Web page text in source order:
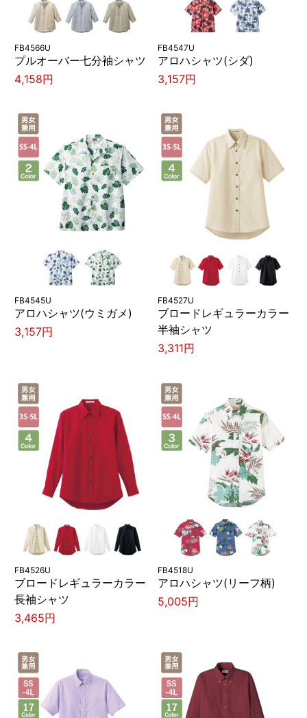
FB4566U
プルオーバー七分袖シャツ
4,158円
FB4547U
アロハシャツ(シダ)
3,157円
FB4545U
アロハシャツ(ウミガメ)
3,157円
FB4527U
ブロードレギュラーカラー
半袖シャツ
3,311円
FB4526U
ブロードレギュラーカラー
長袖シャツ
3,465円
FB4518U
アロハシャツ(リーフ柄)
5,005円